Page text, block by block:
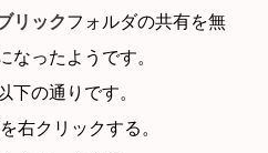
リックフォルダの共有を無
なったようです。
下の通りです。
右クリックする。